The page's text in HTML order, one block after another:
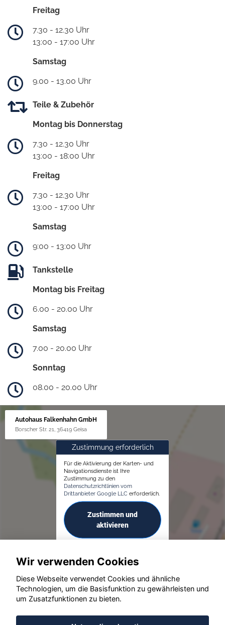
Freitag
7.30 - 12.30 Uhr
13:00 - 17:00 Uhr
Samstag
9.00 - 13.00 Uhr
Teile & Zubehör
Montag bis Donnerstag
7.30 - 12.30 Uhr
13:00 - 18:00 Uhr
Freitag
7.30 - 12.30 Uhr
13:00 - 17:00 Uhr
Samstag
9:00 - 13:00 Uhr
Tankstelle
Montag bis Freitag
6.00 - 20.00 Uhr
Samstag
7.00 - 20.00 Uhr
Sonntag
08.00 - 20.00 Uhr
Autohaus Falkenhahn GmbH
Borscher Str. 21, 36419 Geisa
Zustimmung erforderlich
Für die Aktivierung der Karten- und
Navigationsdienste ist Ihre
Zustimmung zu den
Datenschutzrichtlinien vom
Drittanbieter Google LLC erforderlich.
Zustimmen und
aktivieren
© konjunkturmotor.de GmbH 2020 - 2026
Wir verwenden Cookies
Diese Webseite verwendet Cookies und ähnliche
Technologien, um die Basisfunktion zu gewährleisten und
um Zusatzfunktionen zu bieten.